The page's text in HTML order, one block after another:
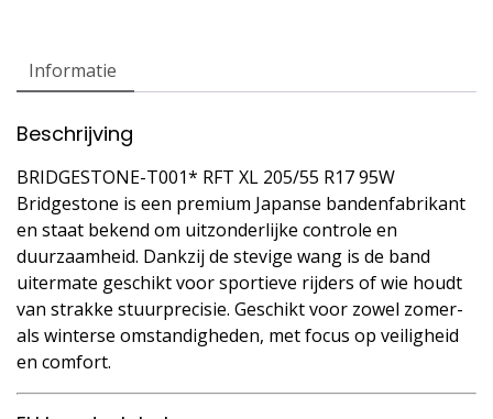
Informatie
Beschrijving
BRIDGESTONE-T001* RFT XL 205/55 R17 95W
Bridgestone is een premium Japanse bandenfabrikant
en staat bekend om uitzonderlijke controle en
duurzaamheid. Dankzij de stevige wang is de band
uitermate geschikt voor sportieve rijders of wie houdt
van strakke stuurprecisie. Geschikt voor zowel zomer-
als winterse omstandigheden, met focus op veiligheid
en comfort.